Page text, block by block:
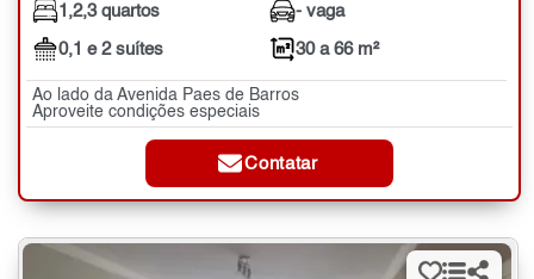
1,2,3 quartos
0,1 e 2 suítes
- vaga
30 a 66 m²
Ao lado da Avenida Paes de Barros
Aproveite condições especiais
Contatar